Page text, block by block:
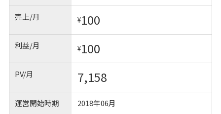
売上/月 ¥100
利益/月 ¥100
PV/月 7,158
運営開始時期 2018年06月